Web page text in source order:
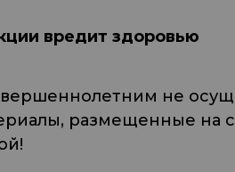
вредит здоровью
не
размещенные на